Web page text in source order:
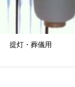
提灯・葬儀用